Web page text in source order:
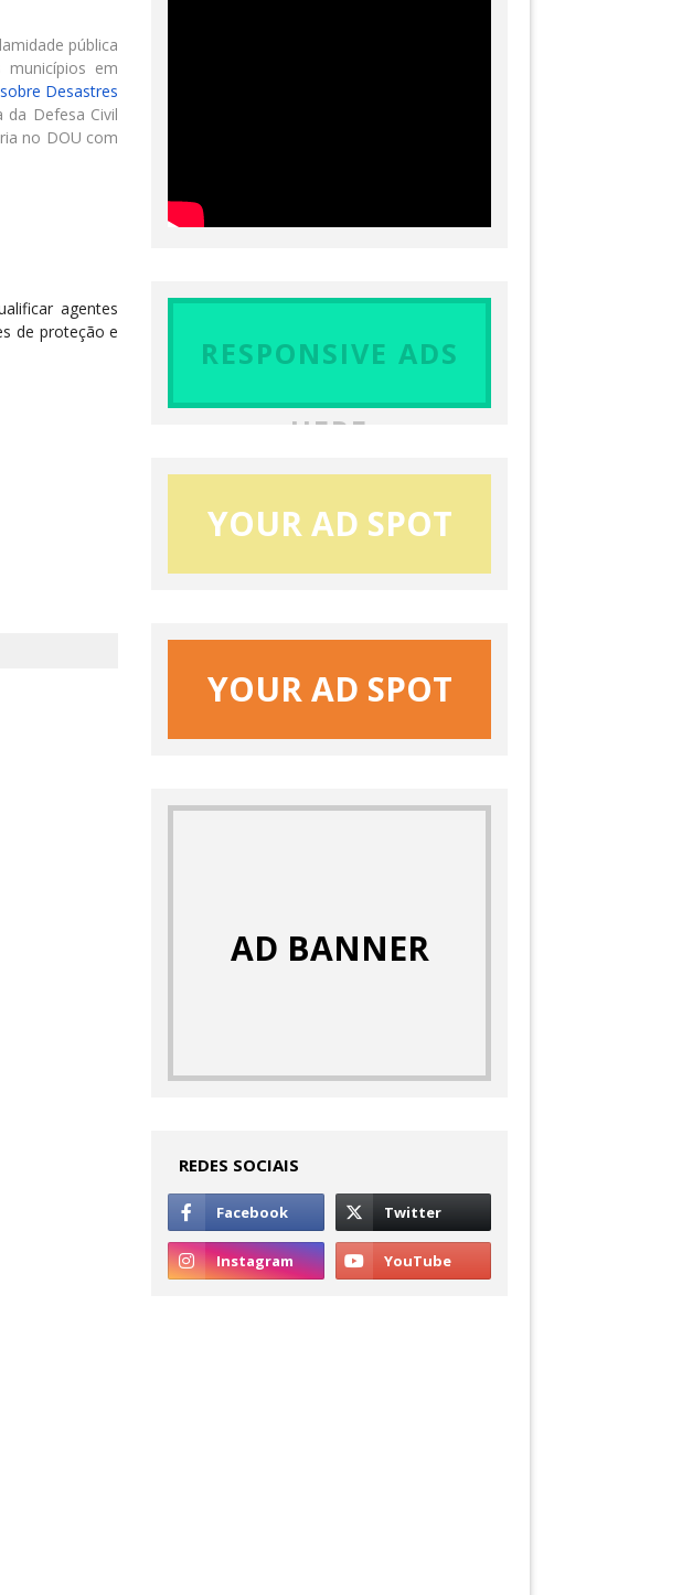
pública
em
Desastres
Defesa Civil
no DOU com
agentes
de proteção e
RESPONSIVE ADS
HERE
YOUR AD SPOT
YOUR AD SPOT
AD BANNER
REDES SOCIAIS